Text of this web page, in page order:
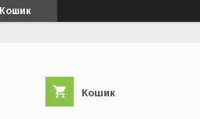
Кошик
Кошик